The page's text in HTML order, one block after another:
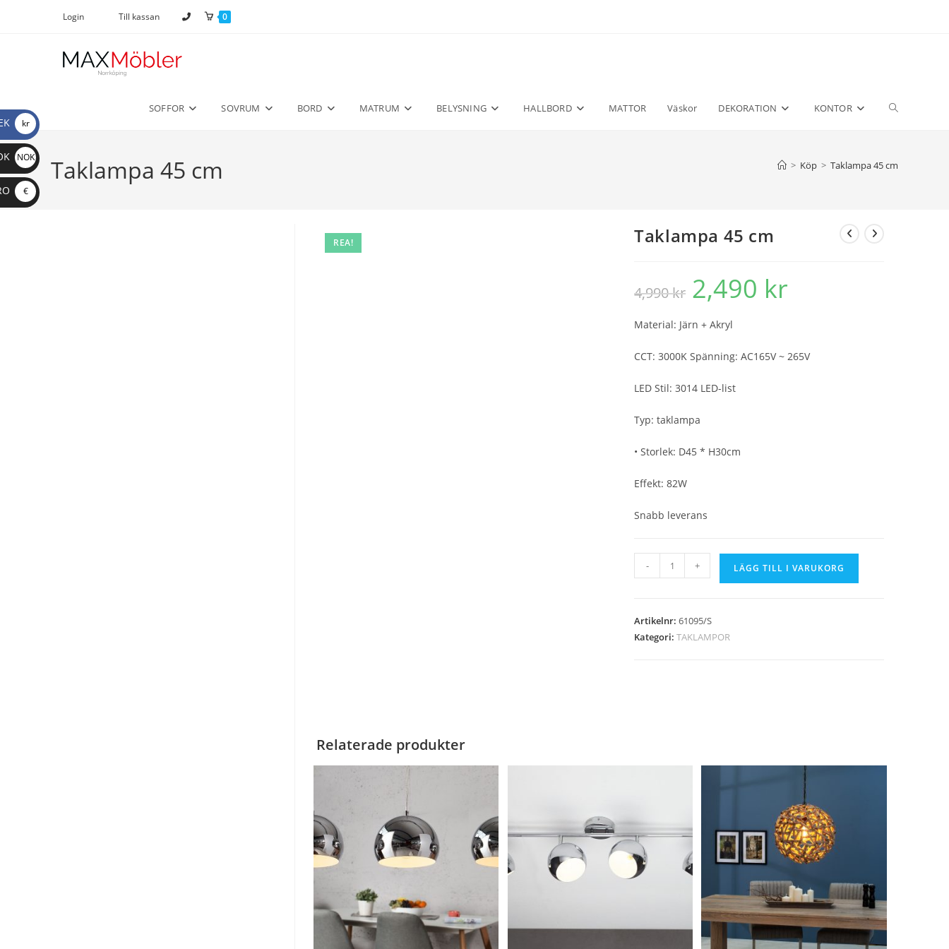
Login Till kassan 0
SOFFOR SOVRUM BORD MATRUM BELYSNING HALLBORD MATTOR Väskor DEKORATION KONTOR Slå
Taklampa 45 cm > Köp > Taklampa 45 cm
REA! Taklampa 45 cm
4,990kr
Det
ursprungliga
priset
4,990 kr.
2,490 kr
Material: Järn + Akryl
CCT: 3000K Spänning: AC165V ~ 265V
LED Stil: 3014 LED-list
Typ: taklampa
• Storlek: D45 * H30cm
Effekt: 82W
Snabb leverans
Taklampa
45
mängd
- + LÄGG TILL I VARUKORG
Artikelnr:61095/S
Kategori:TAKLAMPOR
Relaterade produkter
kr
NOK
€